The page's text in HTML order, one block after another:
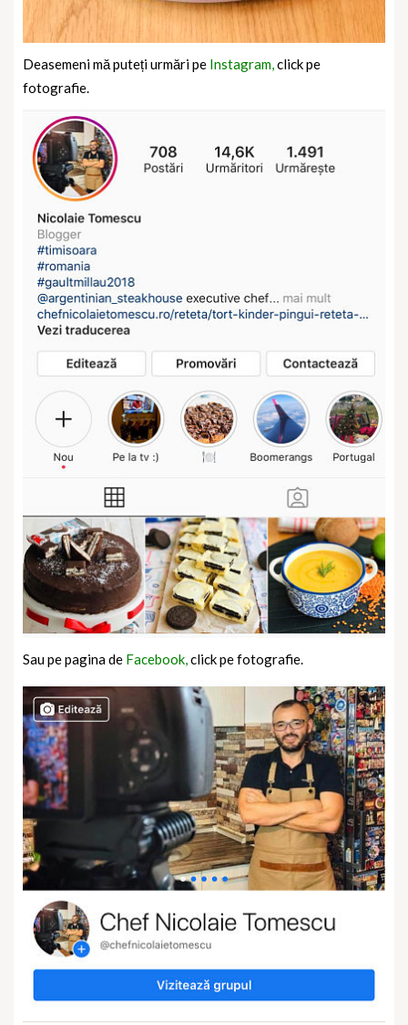
Deasemeni mă puteți urmări pe Instagram,click pe
fotografie.
Sau pe pagina de Facebook,click pe fotografie.